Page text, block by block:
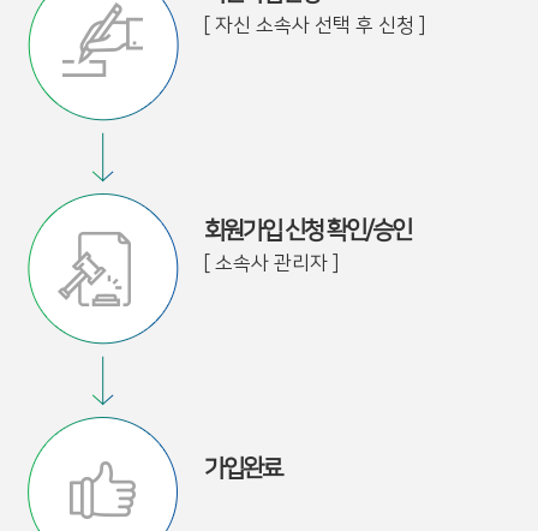
[ 자신 소속사 선택 후 신청 ]
회원가입 신청 확인/승인
[ 소속사 관리자 ]
가입완료